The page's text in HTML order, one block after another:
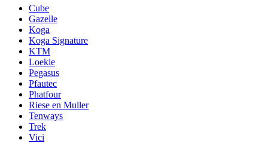
Cube
Gazelle
Koga
Koga Signature
KTM
Loekie
Pegasus
Pfautec
Phatfour
Riese en Muller
Tenways
Trek
Vici